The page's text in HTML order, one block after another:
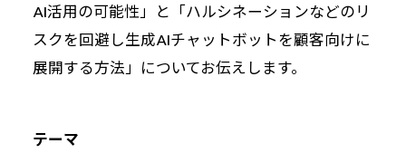
AI活用の可能性」と「ハルシネーションなどのリ
スクを回避し生成AIチャットボットを顧客向けに
展開する方法」についてお伝えします。
テーマ